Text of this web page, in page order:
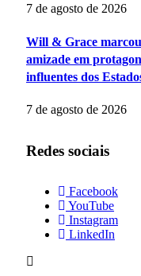
7 de agosto de 2026
Will & Grace
amizade em
influentes dos
7 de agosto de 2026
Redes sociais
Facebook
YouTube
Instagram
LinkedIn